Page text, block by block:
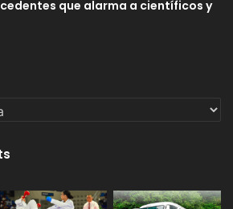
que alarma a científicos y